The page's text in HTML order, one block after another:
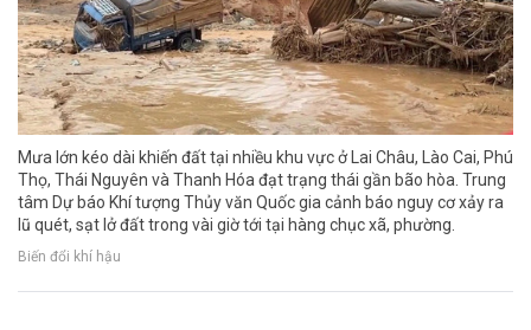
Mưa lớn kéo dài khiến đất tại nhiều khu vực ở Lai Châu, Lào Cai, Phú
Thọ, Thái Nguyên và Thanh Hóa đạt trạng thái gần bão hòa. Trung
tâm Dự báo Khí tượng Thủy văn Quốc gia cảnh báo nguy cơ xảy ra
lũ quét, sạt lở đất trong vài giờ tới tại hàng chục xã, phường.
Biến đổi khí hậu